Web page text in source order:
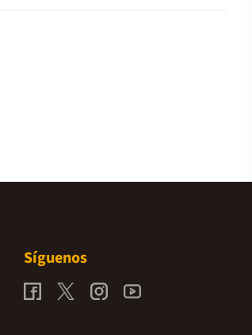
Síguenos